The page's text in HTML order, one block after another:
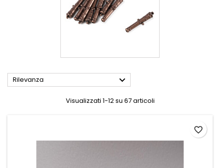
Rilevanza 
Visualizzati 1-12 su 67 articoli
favorite_border